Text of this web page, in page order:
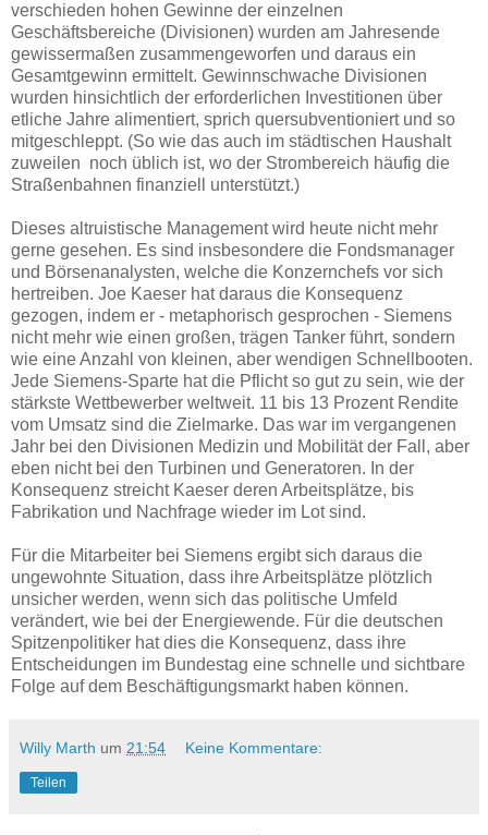
verschieden hohen Gewinne der einzelnen
Geschäftsbereiche (Divisionen) wurden am Jahresende
gewissermaßen zusammengeworfen und daraus ein
Gesamtgewinn ermittelt. Gewinnschwache Divisionen
wurden hinsichtlich der erforderlichen Investitionen über
etliche Jahre alimentiert, sprich quersubventioniert und so
mitgeschleppt. (So wie das auch im städtischen Haushalt
zuweilen noch üblich ist, wo der Strombereich häufig die
Straßenbahnen finanziell unterstützt.)
Dieses altruistische Management wird heute nicht mehr
gerne gesehen. Es sind insbesondere die Fondsmanager
und Börsenanalysten, welche die Konzernchefs vor sich
hertreiben. Joe Kaeser hat daraus die Konsequenz
gezogen, indem er - metaphorisch gesprochen - Siemens
nicht mehr wie einen großen, trägen Tanker führt, sondern
wie eine Anzahl von kleinen, aber wendigen Schnellbooten.
Jede Siemens-Sparte hat die Pflicht so gut zu sein, wie der
stärkste Wettbewerber weltweit. 11 bis 13 Prozent Rendite
vom Umsatz sind die Zielmarke. Das war im vergangenen
Jahr bei den Divisionen Medizin und Mobilität der Fall, aber
eben nicht bei den Turbinen und Generatoren. In der
Konsequenz streicht Kaeser deren Arbeitsplätze, bis
Fabrikation und Nachfrage wieder im Lot sind.
Für die Mitarbeiter bei Siemens ergibt sich daraus die
ungewohnte Situation, dass ihre Arbeitsplätze plötzlich
unsicher werden, wenn sich das politische Umfeld
verändert, wie bei der Energiewende. Für die deutschen
Spitzenpolitiker hat dies die Konsequenz, dass ihre
Entscheidungen im Bundestag eine schnelle und sichtbare
Folge auf dem Beschäftigungsmarkt haben können.
Willy Marth um 21:54 Keine Kommentare:
Teilen